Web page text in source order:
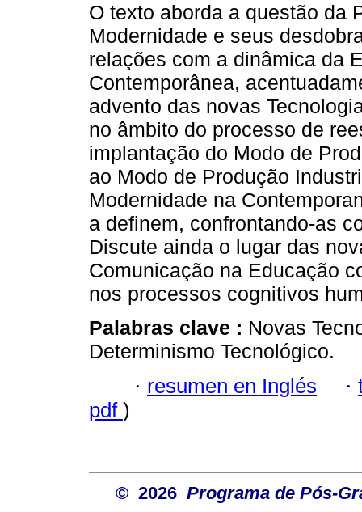
O texto aborda a questão da
Modernidade e seus
relações com a dinâmica da
Contemporânea,
advento das novas
no âmbito do processo de
implantação do Modo de
ao Modo de Produção
Modernidade na
a definem, confrontando-as
Discute ainda o lugar das
Comunicação na Educação
nos processos cognitivos
Palabras clave : Novas
Determinismo Tecnológico.
· resumen en Inglés ·
pdf )
© 2026 Programa de Pós-